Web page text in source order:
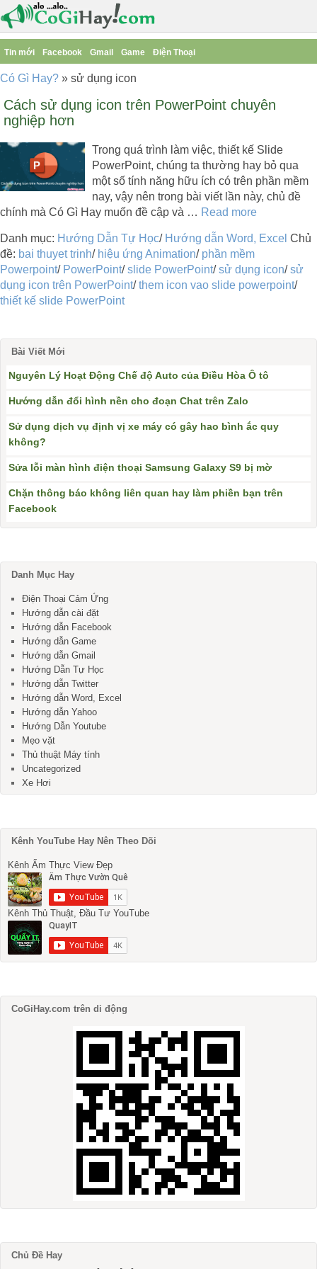
Tin mới Facebook Gmail Game Điện Thoại
Có Gì Hay? » sử dụng icon
Cách sử dụng icon trên PowerPoint chuyên
nghiệp hơn
Trong quá trình làm việc, thiết kế Slide
PowerPoint, chúng ta thường hay bỏ qua
một số tính năng hữu ích có trên phần mềm
nay, vậy nên trong bài viết lần này, chủ đề
chính mà Có Gì Hay muốn đề cập và … Read more
Danh mục: Hướng Dẫn Tự Học/ Hướng dẫn Word, Excel Chủ
đề: bai thuyet trinh/ hiệu ứng Animation/ phần mềm
Powerpoint/ PowerPoint/slide PowerPoint/sử dụng icon/sử
dụng icon trên PowerPoint/them icon vao slide powerpoint/
thiết kế slide PowerPoint
Bài Viết Mới
Nguyên Lý Hoạt Động Chế độ Auto của Điều Hòa Ô tô
Hướng dẫn đổi hình nền cho đoạn Chat trên Zalo
Sử dụng dịch vụ định vị xe máy có gây hao bình ắc quy
không?
Sửa lỗi màn hình điện thoại Samsung Galaxy S9 bị mờ
Chặn thông báo không liên quan hay làm phiền bạn trên
Facebook
Danh Mục Hay
Điện Thoại Cảm Ứng
Hướng dẫn cài đặt
Hướng dẫn Facebook
Hướng dẫn Game
Hướng dẫn Gmail
Hướng Dẫn Tự Học
Hướng dẫn Twitter
Hướng dẫn Word, Excel
Hướng dẫn Yahoo
Hướng Dẫn Youtube
Mẹo vặt
Thủ thuật Máy tính
Uncategorized
Xe Hơi
Kênh YouTube Hay Nên Theo Dõi
Kênh Ẩm Thực View Đẹp
Kênh Thủ Thuật, Đầu Tư YouTube
CoGiHay.com trên di động
Chủ Đề Hay